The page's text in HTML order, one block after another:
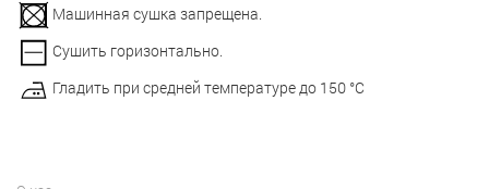
Машинная сушка запрещена.
Сушить горизонтально.
Гладить при средней температуре до 150 °С